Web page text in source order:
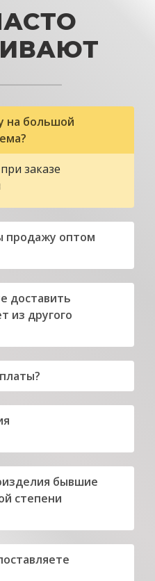
на большой
заказе
продажу оптом
доставить
из другого
бывшие
степени